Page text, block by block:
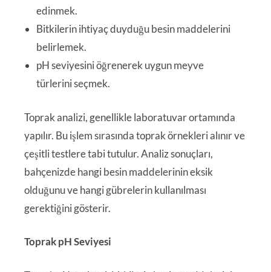
edinmek.
Bitkilerin ihtiyaç duyduğu besin maddelerini
belirlemek.
pH seviyesini öğrenerek uygun meyve
türlerini seçmek.
Toprak analizi, genellikle laboratuvar ortamında
yapılır. Bu işlem sırasında toprak örnekleri alınır ve
çeşitli testlere tabi tutulur. Analiz sonuçları,
bahçenizde hangi besin maddelerinin eksik
olduğunu ve hangi gübrelerin kullanılması
gerektiğini gösterir.
Toprak pH Seviyesi